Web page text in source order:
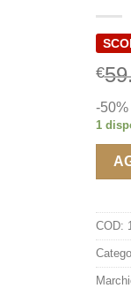
€
-50%
1
COD: